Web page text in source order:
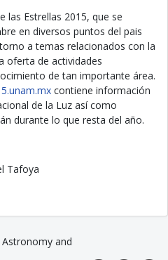
las Estrellas 2015, que se
en diversos puntos del pais
a temas relacionados con la
oferta de actividades
de tan importante área.
contiene información
de la Luz así como
durante lo que resta del año.
Tafoya
del Sistema Solar
de un sueño cometario
and